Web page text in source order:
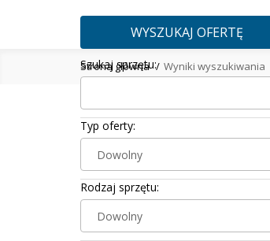
O nas
Strona główna Wyniki wyszukiwania
WYSZUKAJ OFERTĘ
Szukaj sprzętu:
Typ oferty:
Dowolny
Rodzaj sprzętu:
Dowolny